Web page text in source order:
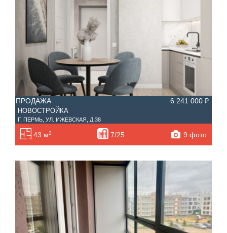
ПРОДАЖА 6 241 000 ₽
НОВОСТРОЙКА
Г. ПЕРМЬ, УЛ. ИЖЕВСКАЯ, Д.38
43 м2 7/25 9 фото